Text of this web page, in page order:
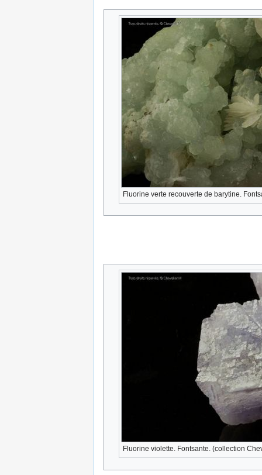
Fluorine verte recouverte de barytine.
Fluorine violette. Fontsante. (collection